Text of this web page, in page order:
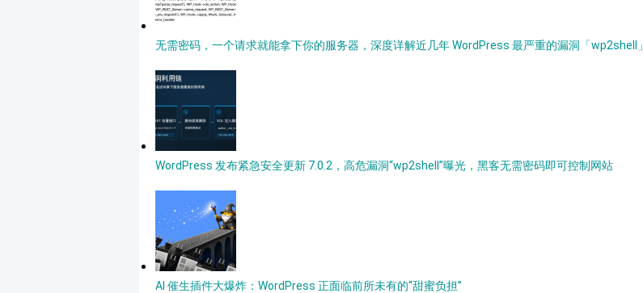
无需密码，一个请求就能拿下你的服务器，深度详解近几年 WordPress 最严重的漏洞「wp2shell」
WordPress 发布紧急安全更新 7.0.2，高危漏洞“wp2shell”曝光，黑客无需密码即可控制网站
AI 催生插件大爆炸：WordPress 正面临前所未有的“甜蜜负担”